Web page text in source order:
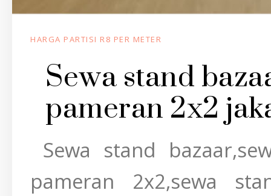
HARGA PARTISI R8 PER METER
Sewa stand
pameran 2x2
Sewa stand
pameran 2x2,sewa